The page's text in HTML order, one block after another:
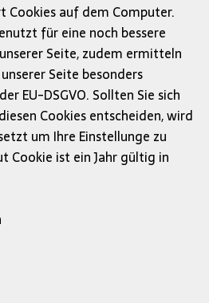
Cookies auf dem Computer.
für eine noch bessere
Seite, zudem ermitteln
Seite besonders
EU-DSGVO. Sollten Sie sich
Cookies entscheiden, wird
um Ihre Einstellunge zu
Cookie ist ein Jahr gültig in